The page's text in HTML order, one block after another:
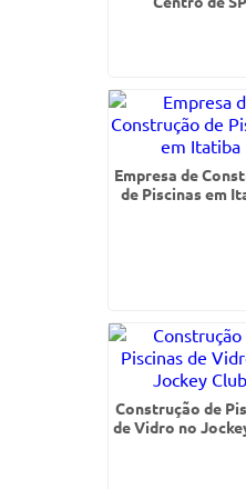
Empresa de
de Piscinas em
Construção de
de Vidro no